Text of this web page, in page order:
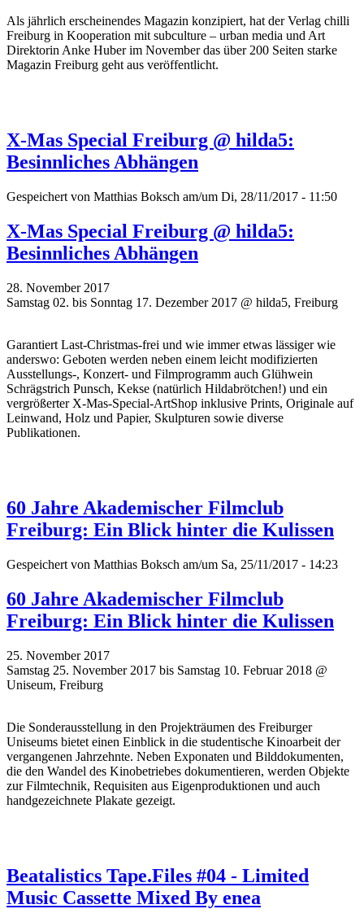
Als jährlich erscheinendes Magazin konzipiert, hat der Verlag chilli
Freiburg in Kooperation mit subculture – urban media und Art
Direktorin Anke Huber im November das über 200 Seiten starke
Magazin Freiburg geht aus veröffentlicht.
X-Mas Special Freiburg @ hilda5:
Besinnliches Abhängen
Gespeichert von Matthias Boksch am/um Di, 28/11/2017 - 11:50
X-Mas Special Freiburg @ hilda5:
Besinnliches Abhängen
28. November 2017
Samstag 02. bis Sonntag 17. Dezember 2017 @ hilda5, Freiburg
Garantiert Last-Christmas-frei und wie immer etwas lässiger wie
anderswo: Geboten werden neben einem leicht modifizierten
Ausstellungs-, Konzert- und Filmprogramm auch Glühwein
Schrägstrich Punsch, Kekse (natürlich Hildabrötchen!) und ein
vergrößerter X-Mas-Special-ArtShop inklusive Prints, Originale auf
Leinwand, Holz und Papier, Skulpturen sowie diverse
Publikationen.
60 Jahre Akademischer Filmclub
Freiburg: Ein Blick hinter die Kulissen
Gespeichert von Matthias Boksch am/um Sa, 25/11/2017 - 14:23
60 Jahre Akademischer Filmclub
Freiburg: Ein Blick hinter die Kulissen
25. November 2017
Samstag 25. November 2017 bis Samstag 10. Februar 2018 @
Uniseum, Freiburg
Die Sonderausstellung in den Projekträumen des Freiburger
Uniseums bietet einen Einblick in die studentische Kinoarbeit der
vergangenen Jahrzehnte. Neben Exponaten und Bilddokumenten,
die den Wandel des Kinobetriebes dokumentieren, werden Objekte
zur Filmtechnik, Requisiten aus Eigenproduktionen und auch
handgezeichnete Plakate gezeigt.
Beatalistics Tape.Files #04 - Limited
Music Cassette Mixed By enea